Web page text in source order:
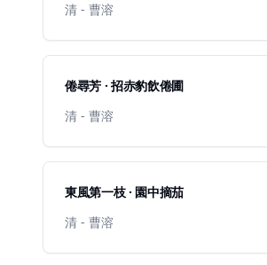
清 - 曹溶
倦尋芳 · 招赤豹飲倦圃
清 - 曹溶
東風第一枝 · 園中摘茄
清 - 曹溶